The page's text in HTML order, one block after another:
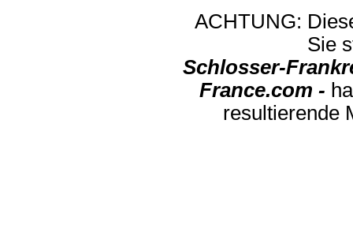
ACHTUNG:
Sie
Schlosser-
France.com -
resultierende